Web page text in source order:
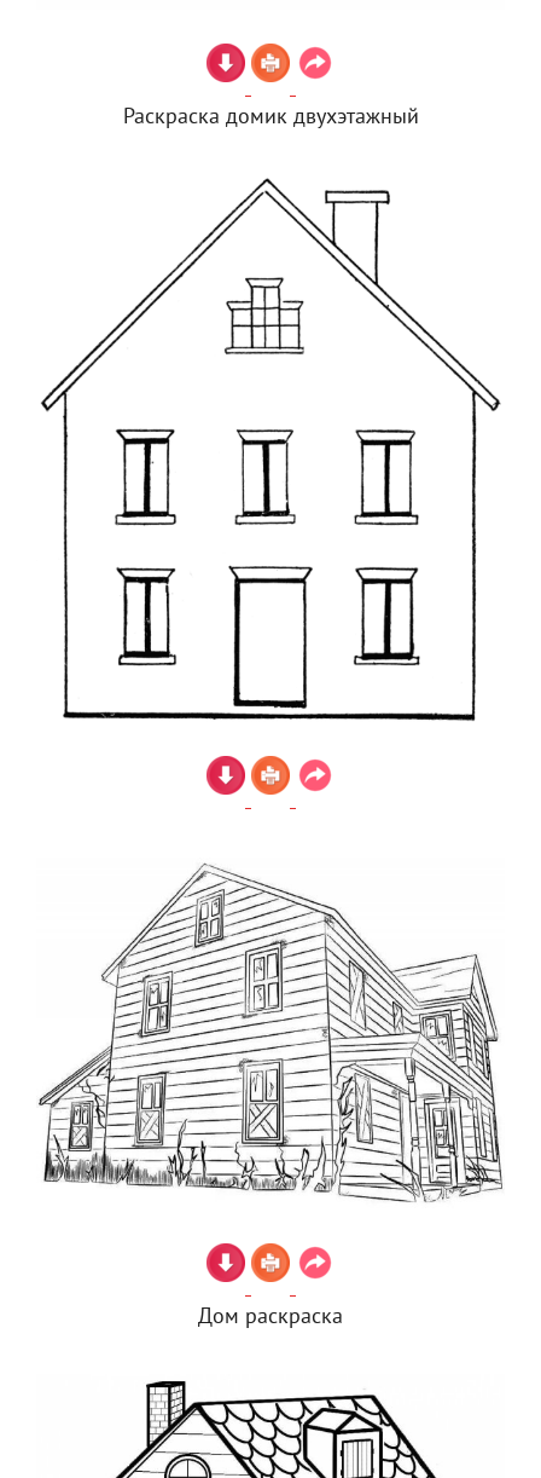
Раскраска домик двухэтажный
Дом раскраска